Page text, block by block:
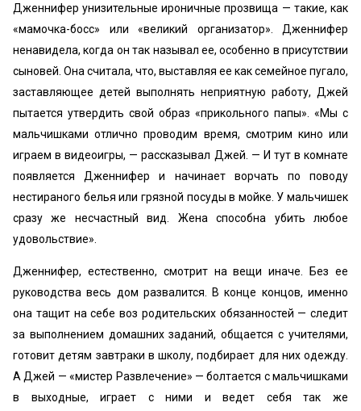
Дженнифер унизительные ироничные прозвища — такие, как
«мамочка-босс» или «великий организатор». Дженнифер
ненавидела, когда он так называл ее, особенно в присутствии
сыновей. Она считала, что, выставляя ее как семейное пугало,
заставляющее детей выполнять неприятную работу, Джей
пытается утвердить свой образ «прикольного папы». «Мы с
мальчишками отлично проводим время, смотрим кино или
играем в видеоигры, — рассказывал Джей. — И тут в комнате
появляется Дженнифер и начинает ворчать по поводу
нестираного белья или грязной посуды в мойке. У мальчишек
сразу же несчастный вид. Жена способна убить любое
удовольствие».
Дженнифер, естественно, смотрит на вещи иначе. Без ее
руководства весь дом развалится. В конце концов, именно
она тащит на себе воз родительских обязанностей — следит
за выполнением домашних заданий, общается с учителями,
готовит детям завтраки в школу, подбирает для них одежду.
А Джей — «мистер Развлечение» — болтается с мальчишками
в выходные, играет с ними и ведет себя так же